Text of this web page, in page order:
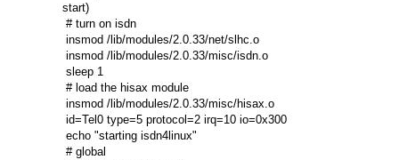
start)
# turn on isdn
insmod /lib/modules/2.0.33/net/slhc.o
insmod /lib/modules/2.0.33/misc/isdn.o
sleep 1
# load the hisax module
insmod /lib/modules/2.0.33/misc/hisax.o
id=Tel0 type=5 protocol=2 irq=10 io=0x300
echo "starting isdn4linux"
# global